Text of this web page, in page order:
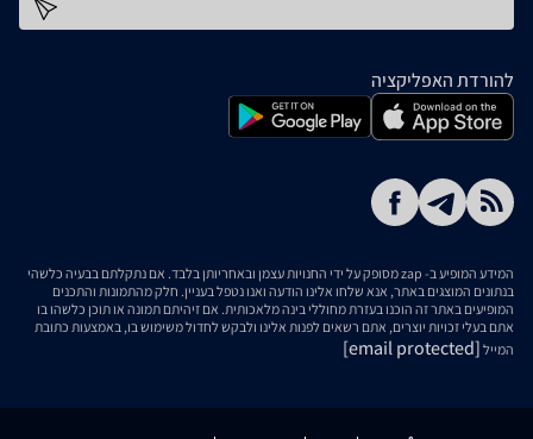
להורדת האפליקציה
המידע המופיע ב- zap מסופק על ידי החנויות עצמן ובאחריותן בלבד. אם נתקלתם בבעיה כלשהי
בנתונים המוצגים באתר, אנא שלחו אלינו הודעה ואנו נטפל בעניין. חלק מהתמונות והתכנים
המופיעים באתר זה הוכנו בעזרת מחוללי בינה מלאכותית. אם זיהיתם תמונה או תוכן כלשהו בו
אתם בעלי זכויות יוצרים, אתם רשאים לפנות אלינו ולבקש לחדול משימוש בו, באמצעות כתובת
המייל [email protected]